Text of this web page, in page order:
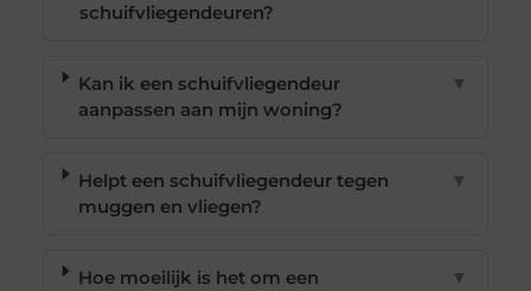
schuifvliegendeuren?
Kan ik een schuifvliegendeur
aanpassen aan mijn woning?
▼
Helpt een schuifvliegendeur tegen
muggen en vliegen?
▼
Hoe moeilijk is het om een
▼